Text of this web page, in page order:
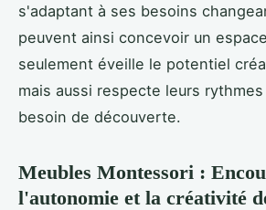
s'adaptant à ses besoins
peuvent ainsi concevoir un
seulement éveille le potentiel
mais aussi respecte leurs
besoin de découverte.
Meubles Montessori :
l'autonomie et la créativité